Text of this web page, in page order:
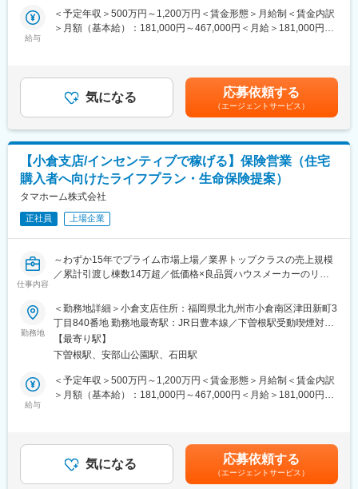
価する風土があります。
低価格×良品質を強みに成長を続けており、安定した顧客基盤があ
ります。年休120日、残業月15時間程度に加え、住宅手当や資格
手当など福利厚生も充実。長期的に成果を上げながら働きやすさ
も実現できる環境です。
変更の範囲：本文参照
【変更の範囲：会社の定める業務】
・お客様ニーズに合わせた住宅ローンのご提案
・同社で建築されたお客様へ火災保険の販売および住宅営業担当
者の販売支援（火災保険は基本的には住宅営業担当者が販売致し
社の乗合代理店のため複数の商品から厳選してご提案が可能で
す）
■業務の特徴：
金融部FP担当は住宅購入時に上記の金融サービスの提供を通じ、
お客様へ安心を提供し一生涯のパートナーとしてお客様満足度の
向上を担える大変やりがいのある職種です。火災保険・住宅ロー
ンの実務未経験の方でも、入社後に所定の研修を実施し、専門知
識や営業スキルは習得できるため安心して就業いただけます。FP
担当1人あたり月平均で1回2時間程度の商談機会が20回ほどあり
■本ポジションの魅力：
・平均歩合(生命保険販売)：一般職：70万円／主任職：120万円／
係長職：185万 ※年間／2020年実績
■同社の魅力：
アメリカを訪れたときに感じたこの想いこそ、タマホームの原点
です。同社は「HAPPY Life HAPPY Home タマホーム」のCMで
おなじみの低価格良質住宅市場のリーディングカンパニーです。
給与
＜予定年収＞500万円～1,200万円＜賃金形態＞月給制＜賃金内訳
＞月額（基本給）：181,000円～467,000円＜月給＞181,000円～
す。■昇給：年1回（6月）■賞与：年2回（6、12月）※業績連動型
賃金はあくまでも目安の金額であり、選考を通じて上下する可能
性があります。月給(月額)は固定手当を含めた表記です。
気になる 応募依頼する
（エージェントサービス）
【小倉支店/インセンティブで稼げる】保険営業（住宅
購入者へ向けたライフプラン・生命保険提案）
タマホーム株式会社
正社員 上場企業
仕事内容
～わずか15年でプライム市場上場／業界トップクラスの売上規模
／累計引渡し棟数14万超／低価格×良品質ハウスメーカーのリー
■職務内容：
同社住宅営業担当者より紹介されたお客様へ、FPとして住宅購入
へ向けたライフプランのご提案、各種金融商品の販売および販売
支援を行っていただきます。
【変更の範囲：会社の定める業務】
・お客様ニーズに合わせた住宅ローンのご提案
・同社で建築されたお客様へ火災保険の販売および住宅営業担当
者の販売支援（火災保険は基本的には住宅営業担当者が販売致し
勤務地
＜勤務地詳細＞小倉支店住所：福岡県北九州市小倉南区津田新町3
丁目840番地 勤務地最寄駅：JR日豊本線／下曽根駅受動喫煙対
策：屋内全面禁煙変更の範囲：本文参照
【最寄り駅】
下曽根駅、安部山公園駅、石田駅
給与
＜予定年収＞500万円～1,200万円＜賃金形態＞月給制＜賃金内訳
＞月額（基本給）：181,000円～467,000円＜月給＞181,000円～
す。■昇給：年1回（6月）■賞与：年2回（6、12月）※業績連動型
賃金はあくまでも目安の金額であり、選考を通じて上下する可能
性があります。月給(月額)は固定手当を含めた表記です。
気になる 応募依頼する
（エージェントサービス）